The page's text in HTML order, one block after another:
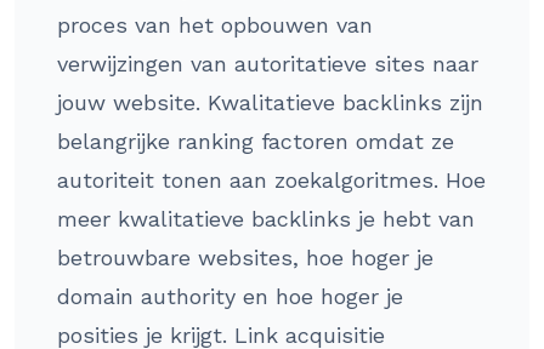
proces van het opbouwen van
verwijzingen van autoritatieve sites naar
jouw website. Kwalitatieve backlinks zijn
belangrijke ranking factoren omdat ze
autoriteit tonen aan zoekalgoritmes. Hoe
meer kwalitatieve backlinks je hebt van
betrouwbare websites, hoe hoger je
domain authority en hoe hoger je
posities je krijgt. Link acquisitie